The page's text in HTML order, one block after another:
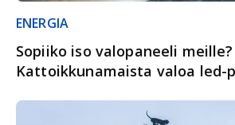
ENERGIA
Sopiiko iso valopaneeli meille?
Kattoikkunamaista valoa led-